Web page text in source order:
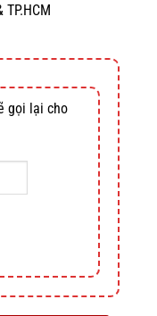
gọi lại cho